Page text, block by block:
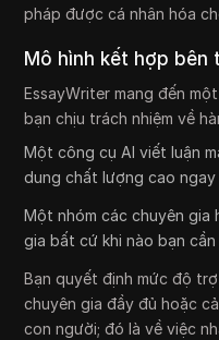
pháp được cá nhân hóa
Mô hình kết hợp bên
EssayWriter mang đến
bạn chịu trách nhiệm về
Một công cụ AI viết luận
dung chất lượng cao
Một nhóm các chuyên gia
gia bất cứ khi nào bạn
Bạn quyết định mức độ
chuyên gia đầy đủ hoặc
con người; đó là về việc